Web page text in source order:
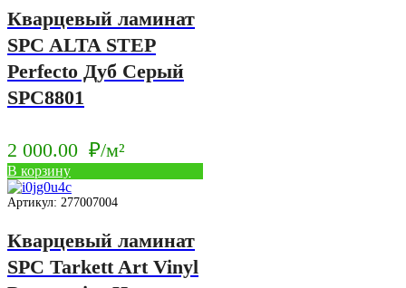
Кварцевый ламинат
SPC ALTA STEP
Perfecto Дуб Серый
SPC8801
2 000.00 ₽/м²
В корзину
Артикул: 277007004
Кварцевый ламинат
SPC Tarkett Art Vinyl